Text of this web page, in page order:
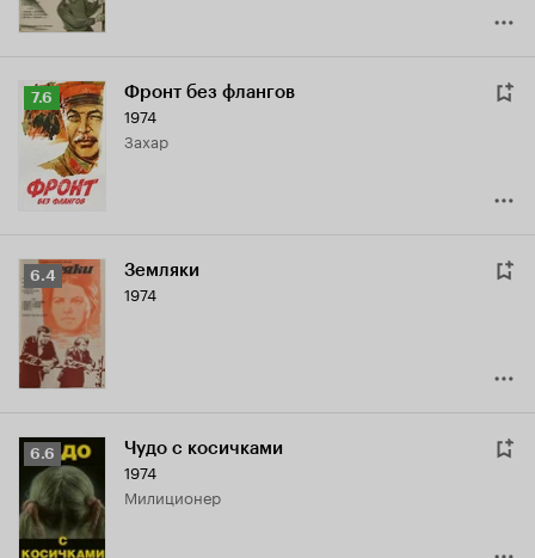
Рейтинг
Кинопоиска
7.6
7.6 Фронт без флангов
1974
Захар
Рейтинг
Кинопоиска
6.4
6.4 Земляки
1974
Рейтинг
Кинопоиска
6.6
6.6 Чудо с косичками
1974
милиционер